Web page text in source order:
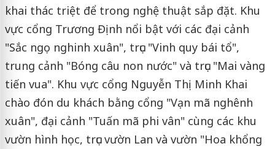
khai thác triệt để trong nghệ thuật sắp đặt. Khu
vực cổng Trương Định nổi bật với các đại cảnh
"Sắc ngọ nghinh xuân", trục "Vinh quy bái tổ",
trung cảnh "Bóng câu non nước" và trục "Mai vàng
tiến vua". Khu vực cổng Nguyễn Thị Minh Khai
chào đón du khách bằng cổng "Vạn mã nghênh
xuân", đại cảnh "Tuấn mã phi vân" cùng các khu
vườn hình học, trục vườn Lan và vườn "Hoa khổng